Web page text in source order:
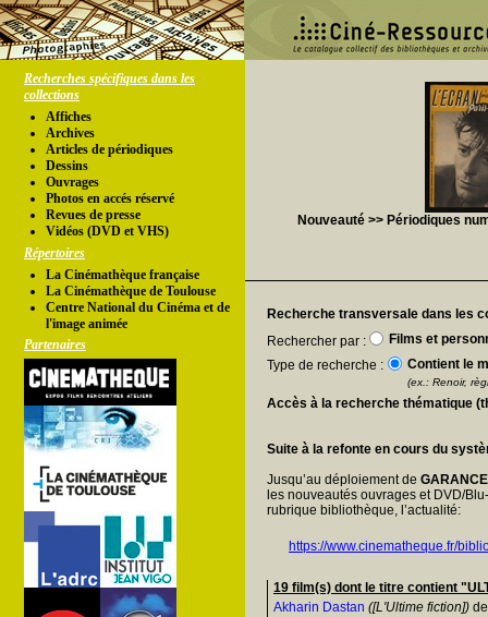
Recherches spécifiques dans les
collections
Affiches
Archives
Articles de périodiques
Dessins
Ouvrages
Photos en accés réservé
Revues de presse
Vidéos (DVD et VHS)
Répertoires
La Cinémathèque française
La Cinémathèque de Toulouse
Centre National du Cinéma et de
l'image animée
Partenaires
Nouveauté >> Périodiques
Recherche transversale dans les
Rechercher par :
Films et
Type de recherche :
Contient le
(ex.: Renoir,
Accès à la recherche thématique
Suite à la refonte en cours du
Jusqu’au déploiement de
les nouveautés ouvrages et DVD/
rubrique bibliothèque, l’actualité:
https://www.cinematheque.fr/
19 film(s) dont le titre contient
Akharin Dastan ([L'Ultime fiction])